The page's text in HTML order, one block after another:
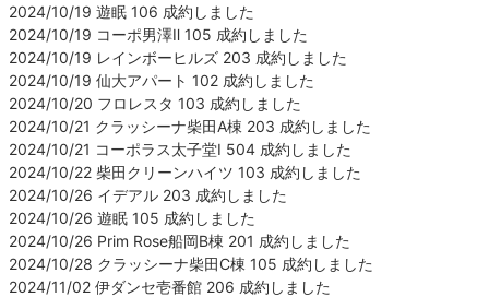
2024/10/19 遊眠 106 成約しました
2024/10/19 コーポ男澤Ⅱ 105 成約しました
2024/10/19 レインボーヒルズ 203 成約しました
2024/10/19 仙大アパート 102 成約しました
2024/10/20 フロレスタ 103 成約しました
2024/10/21 クラッシーナ柴田A棟 203 成約しました
2024/10/21 コーポラス太子堂Ⅰ 504 成約しました
2024/10/22 柴田クリーンハイツ 103 成約しました
2024/10/26 イデアル 203 成約しました
2024/10/26 遊眠 105 成約しました
2024/10/26 Prim Rose船岡B棟 201 成約しました
2024/10/28 クラッシーナ柴田C棟 105 成約しました
2024/11/02 伊ダンセ壱番館 206 成約しました